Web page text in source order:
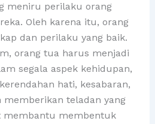
meniru perilaku orang
Oleh karena itu, orang
dan perilaku yang baik.
orang tua harus menjadi
segala aspek kehidupan,
hati, kesabaran,
memberikan teladan yang
membantu membentuk